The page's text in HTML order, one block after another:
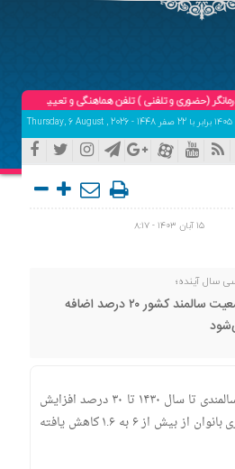
و تلفنی ) تلفن هماهنگی و تعیین وقت:09102904758
۱۵ آبان ۱۴۰۳ - ۸:۱۷
سال آینده؛
جمعیت سالمند کشور ۲۰ درصد اضافه
دکتر رئیسی گفت: میزان سالمندی تا سال ۱۴۳۰ تا ۳۰ درصد افزایش
خواهد یافت و میزان باروری بانوان از بیش از ۶ به ۱.۶ کاهش یافته